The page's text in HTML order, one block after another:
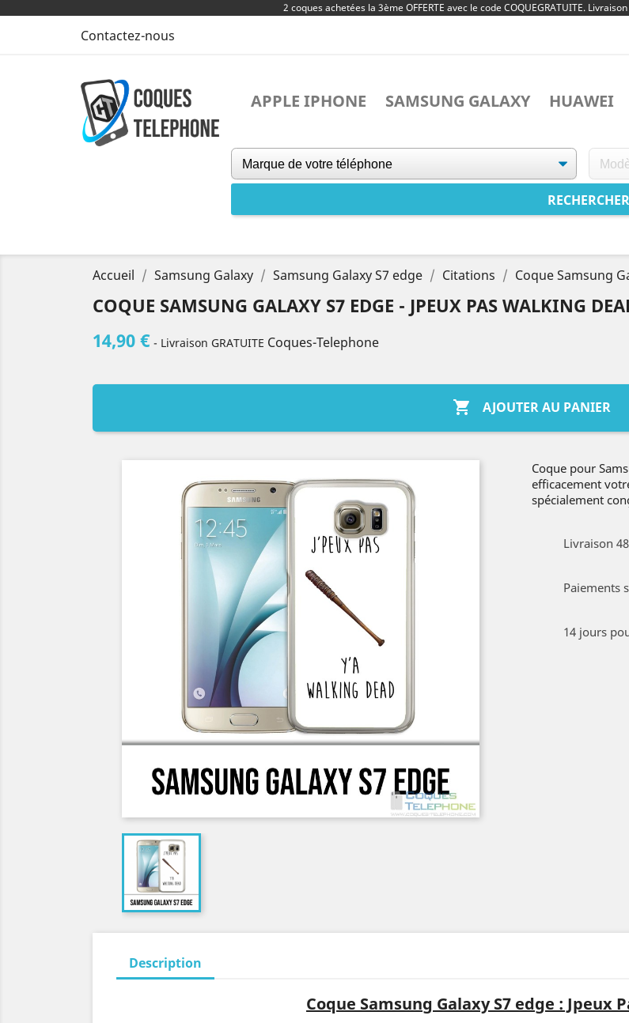
2 coques achetées la 3ème OFFERTE avec le code COQUEGRATUITE.
Contactez-nous
APPLE IPHONE SAMSUNG GALAXY HUAWEI
Accueil Samsung Galaxy Samsung Galaxy S7 edge Citations Coque Samsung
COQUE SAMSUNG GALAXY S7 EDGE - JPEUX PAS WALKING
14,90 € - Livraison GRATUITE Coques-Telephone
 AJOUTER AU PANIER
Coque pour
efficacement
spécialement
Livraison
Paiements
14 jours
Description
Coque Samsung Galaxy S7 edge : Jpeux